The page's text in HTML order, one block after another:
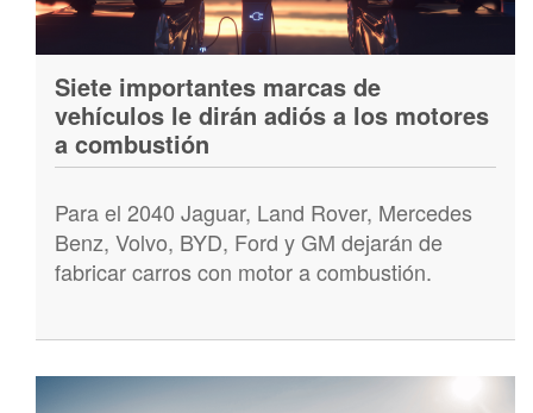
Siete importantes marcas de
vehículos le dirán adiós a los motores
a combustión
Para el 2040 Jaguar, Land Rover, Mercedes
Benz, Volvo, BYD, Ford y GM dejarán de
fabricar carros con motor a combustión.